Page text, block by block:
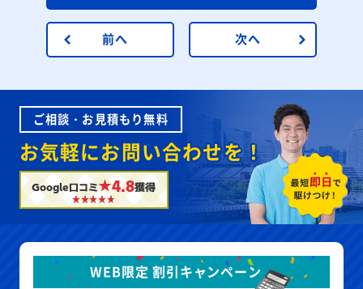
前へ 次へ
ご相談・お見積もり無料
お気軽にお問い合わせを！
Google口コミ★4.8獲得
WEB限定 割引キャンペーン